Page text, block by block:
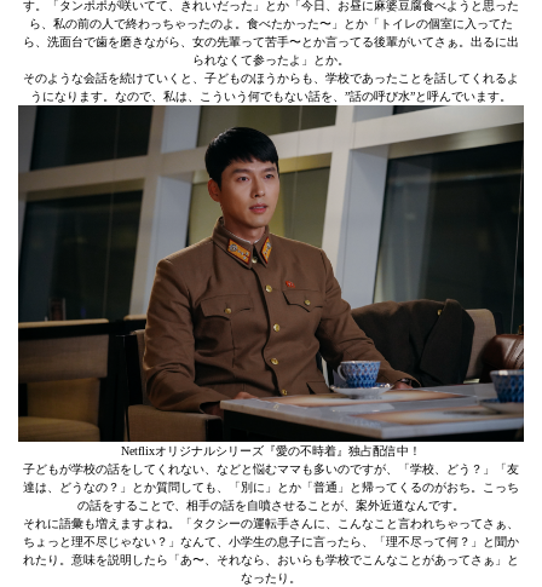
す。「タンポポが咲いてて、きれいだった」とか「今日、お昼に麻婆豆腐食べようと思った
ら、私の前の人で終わっちゃったのよ。食べたかった〜」とか「トイレの個室に入ってた
ら、洗面台で歯を磨きながら、女の先輩って苦手〜とか言ってる後輩がいてさぁ。出るに出
られなくて参ったよ」とか。
そのような会話を続けていくと、子どものほうからも、学校であったことを話してくれるよ
うになります。なので、私は、こういう何でもない話を、”話の呼び水”と呼んでいます。
Netflixオリジナルシリーズ『愛の不時着』独占配信中！
子どもが学校の話をしてくれない、などと悩むママも多いのですが、「学校、どう？」「友
達は、どうなの？」とか質問しても、「別に」とか「普通」と帰ってくるのがおち。こっち
の話をすることで、相手の話を自噴させることが、案外近道なんです。
それに語彙も増えますよね。「タクシーの運転手さんに、こんなこと言われちゃってさぁ、
ちょっと理不尽じゃない？」なんて、小学生の息子に言ったら、「理不尽って何？」と聞か
れたり。意味を説明したら「あ〜、それなら、おいらも学校でこんなことがあってさぁ」と
なったり。